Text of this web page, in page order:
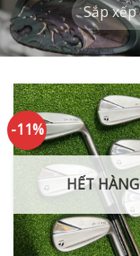
-11%
HẾT HÀNG